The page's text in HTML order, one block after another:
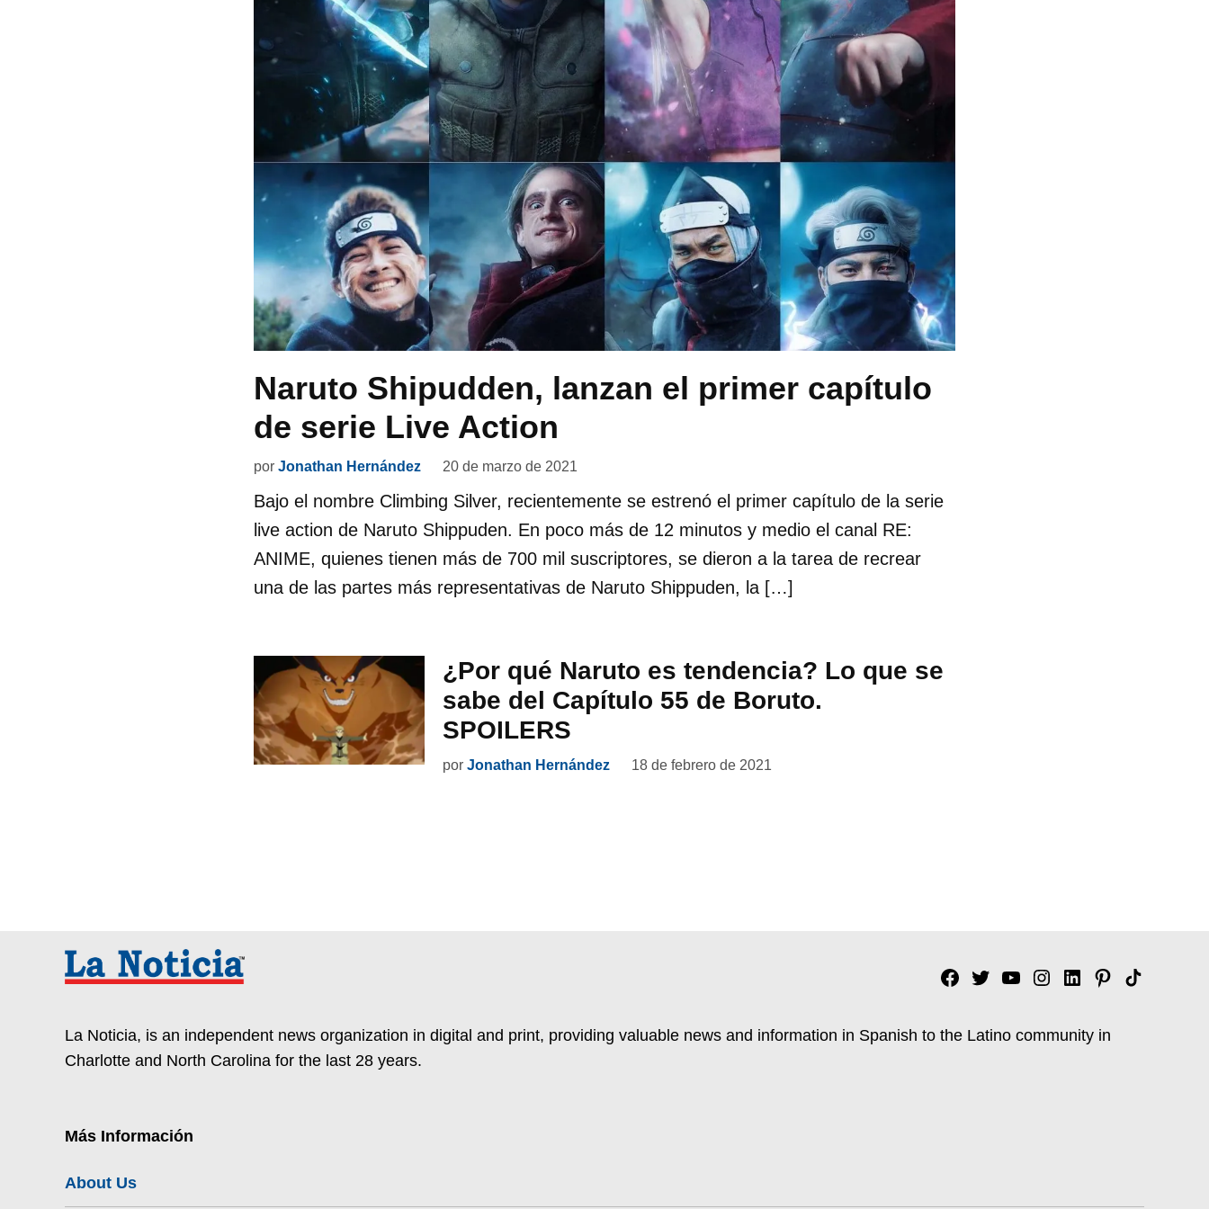
Naruto Shipudden, lanzan el primer capítulo
de serie Live Action
por Jonathan Hernández 20 de marzo de 2021
Bajo el nombre Climbing Silver, recientemente se estrenó el primer capítulo de la serie
live action de Naruto Shippuden. En poco más de 12 minutos y medio el canal RE:
ANIME, quienes tienen más de 700 mil suscriptores, se dieron a la tarea de recrear
una de las partes más representativas de Naruto Shippuden, la […]
¿Por qué Naruto es tendencia? Lo que se
sabe del Capítulo 55 de Boruto.
SPOILERS
por Jonathan Hernández 18 de febrero de 2021
Facebook
TwitterYouTubeInstagram
Linkedin
Pinterest
Tik
La Noticia, is an independent news organization in digital and print, providing valuable news and information in Spanish to the Latino community in
Charlotte and North Carolina for the last 28 years.
Más Información
About Us